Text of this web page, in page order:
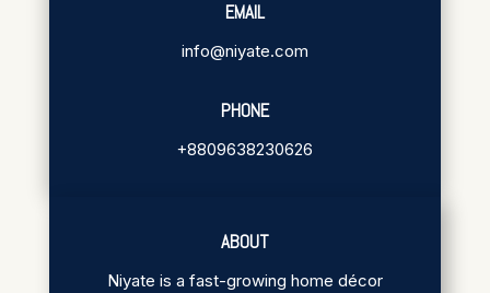
EMAIL
info@niyate.com
PHONE
+8809638230626
ABOUT
Niyate is a fast-growing home décor